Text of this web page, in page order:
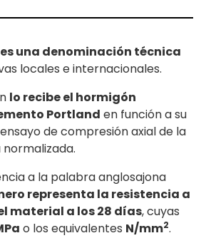
una denominación técnica
locales e internacionales.
lo recibe el hormigón
Portland en función a su
de compresión axial de la
a la palabra anglosajona
representa la resistencia a
material a los 28 días, cuyas
o los equivalentes N/mm2.